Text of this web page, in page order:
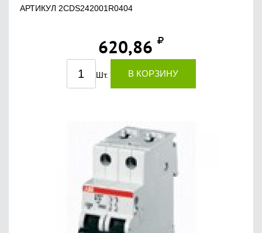
АРТИКУЛ 2CDS242001R0404
620,86
Шт. В КОРЗИНУ